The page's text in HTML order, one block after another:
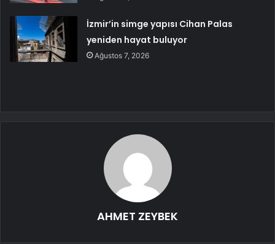
İzmir’in simge yapısı Cihan Palas
yeniden hayat buluyor
Ağustos 7, 2026
AHMET ZEYBEK